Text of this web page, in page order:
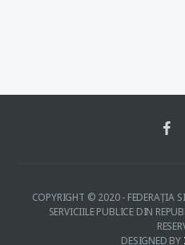
COPYRIGHT © 2020 - FEDERAŢIA
SERVICIILE PUBLICE DIN
DESIGNED BY